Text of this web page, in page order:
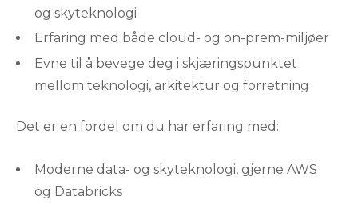
og skyteknologi
Erfaring med både cloud- og on-prem-miljøer
Evne til å bevege deg i skjæringspunktet
mellom teknologi, arkitektur og forretning
Det er en fordel om du har erfaring med:
Moderne data- og skyteknologi, gjerne AWS
og Databricks